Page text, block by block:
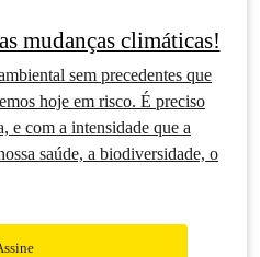
mudanças climáticas!
sem precedentes que
hoje em risco. É preciso
e com a intensidade que a
saúde, a biodiversidade, o